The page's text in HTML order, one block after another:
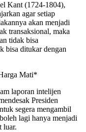
Kant (1724-1804),
agar setiap
akan menjadi
transaksional, maka
tidak bisa
bisa ditukar dengan
Mati*
laporan intelijen
Presiden
segera mengambil
lagi hanya menjadi
luar.